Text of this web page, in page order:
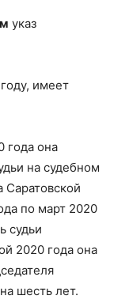
указ
имеет
года она
на судебном
Саратовской
по март 2020
судьи
2020 года она
шесть лет.